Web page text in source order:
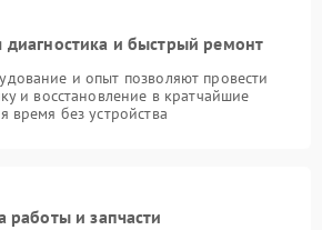
диагностика и быстрый ремонт
и опыт позволяют провести
и восстановление в кратчайшие
время без устройства
работы и запчасти